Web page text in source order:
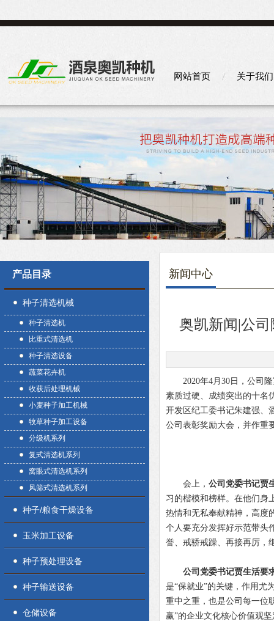
网站首页 关于我们
产品目录
种子清选机械
种子清选机
比重式清选机
种子清选设备
蔬菜花卉机
收获后处理机械
小麦种子加工机械
牧草种子加工设备
分级机系列
复式清选机系列
窝眼式清选机系列
风筛式清选机系列
种子/粮食干燥设备
玉米加工设备
种子预处理设备
种子输送设备
仓储设备
新闻中心
奥凯新闻|公
2020年4月30日，公司隆
素质过硬、成绩突出的十名
开发区纪工委书记朱建强、
公司表彰奖励大会，并作重
会上， 公司党委书记贾
习的楷模和榜样。在他们身
热情和无私奉献精神，高度
个人要充分发挥好示范带头
誉、戒骄戒躁、再接再厉，
公司党委书记贾生活要
是“保就业”的关键，作用尤
重中之重，也是公司每一位
赢”的企业文化核心价值观